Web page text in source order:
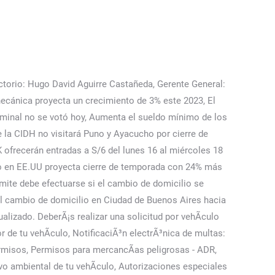
matrícula antigua, Matricular un vehículo proveniente de la UE. Presentate en la oficina elegida, si es en un Centro de Documentación Renaper con la constancia de turno. Completar el formulario de cambio de domicilio electoral. En caso tengas alguna consulta, puedes escribir a informes@onpe.gob.pe o llamar al teléfono (01) 417 0630 de lunes a domingo de 08:00 a. m. a 08:00 p. m. La ONPE comunicó en una nota de prensa que ampliaba el día hasta este 3 de enero . LEE TAMBIÉN: Scotiabank Bono 700 soles: Verifica con tu DNI si eres beneficiario del apoyo económico a familias vulnerables. . Ingresa a la plataforma " Elige tu local de votación " eligetulocal.onpe.gob.pe o haz CLIC AQUÍ. Para ello debes pedir cita previa y presentar la documentación que certifique tal cambio. Los ciudadanos deberán elegir el local de votación a través de la plataforma de la ONPE. Acude a la Dirección General de Tráfico (DGT) para actualizar tu domicilio; este trámite es gratuito y requiere sencillamente que presentes un documento justificativo de tu cambio de residencia, pudiendo elegir entre los siguientes: - DNI actualizado con la nueva dirección. Miss Universo 2023: ¿Qué es ser “missólogo” de concursos de belleza? Desde el jueves 12 los buses del corredor Amarillo llegarán al Callao, Gobierno oficializa duelo nacional para hoy por fallecidos en Puno, ¿Por qué el mar se salió en el Callao? Ingresa desde tu celular, tablet o computadora al enlace de www.eligetulocal.onpe.gob.pe. console.log(estaticos); (Foto: captura de pantalla), Cuando finalice el proceso recibirá un correo electrónico para validar su cuenta. Los ciudadanos . ; Coloca tus . Datos abiertos del Gobierno de España Asimismo, la ONPE anunció que sólo se abrirá la cuarta parte de las mesas que normalmente se abría por colegio, debido a la pandemia del coronavirus. A travÃ©s del telÃ©fono 060 puedes cambiar el domicilio de tu vehÃ­culo. Si continÃºas navegando entendemos aceptas su uso. Periodista especializada en sectores relacionados con la tecnología y el entretenimiento. Elecciones 2022: el virtual alcalde que promete que Lima será potencia. Cl@ve En este paso, se deberán escoger hasta tres opciones de lugares de votación que sean cercanos al domicilio. Diario Oficial El Peruano. Conoce todos los trÃ¡mites, servicios y contenido de orientaciÃ³n sobre un tema en especÃ­fico. Asimismo, informa que existe la oportunidad de cambiar el local elegido si hubo alguna confusión por parte del usuario. Segunda vuelta Elecciones Regionales 2022 Perú: LINK local de votación para el 4 de diciembre. En América Latina, la región andina careció de esta característica por largos períodos de su historia. Conoce todos los trámites, servicios y contenido de orientación sobre un tema en específico. Hazlo en 3 pasos: 1. Después, seleccionar el botón Continuar. Te devolverÃ¡n tanto el permiso o licencia como el documento de empadronamiento despuÃ©s de realizar el trÃ¡mite. Esta web utiliza cookies